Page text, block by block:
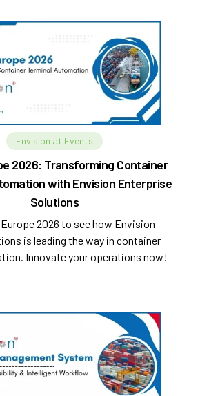
Envision at Events
2026: Transforming Container
with Envision Enterprise
Solutions
2026 to see how Envision
is leading the way in container
Innovate your operations now!